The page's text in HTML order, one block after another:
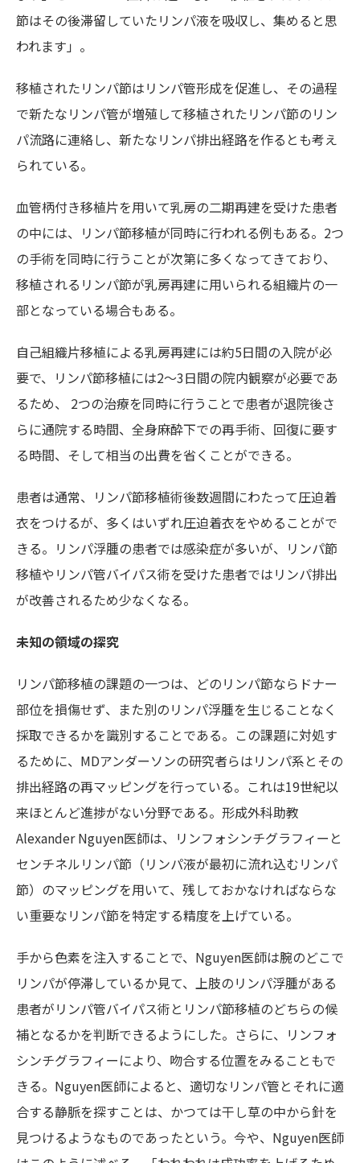
節はその後滞留していたリンパ液を吸収し、集めると思
われます」。
移植されたリンパ節はリンパ管形成を促進し、その過程
で新たなリンパ管が増殖して移植されたリンパ節のリン
パ流路に連絡し、新たなリンパ排出経路を作るとも考え
られている。
血管柄付き移植片を用いて乳房の二期再建を受けた患者
の中には、リンパ節移植が同時に行われる例もある。2つ
の手術を同時に行うことが次第に多くなってきており、
移植されるリンパ節が乳房再建に用いられる組織片の一
部となっている場合もある。
自己組織片移植による乳房再建には約5日間の入院が必
要で、リンパ節移植には2～3日間の院内観察が必要であ
るため、 2つの治療を同時に行うことで患者が退院後さ
らに通院する時間、全身麻酔下での再手術、回復に要す
る時間、そして相当の出費を省くことができる。
患者は通常、リンパ節移植術後数週間にわたって圧迫着
衣をつけるが、多くはいずれ圧迫着衣をやめることがで
きる。リンパ浮腫の患者では感染症が多いが、リンパ節
移植やリンパ管バイパス術を受けた患者ではリンパ排出
が改善されるため少なくなる。
未知の領域の探究
リンパ節移植の課題の一つは、どのリンパ節ならドナー
部位を損傷せず、また別のリンパ浮腫を生じることなく
採取できるかを識別することである。この課題に対処す
るために、MDアンダーソンの研究者らはリンパ系とその
排出経路の再マッピングを行っている。これは19世紀以
来ほとんど進捗がない分野である。形成外科助教
Alexander Nguyen医師は、リンフォシンチグラフィーと
センチネルリンパ節（リンパ液が最初に流れ込むリンパ
節）のマッピングを用いて、残しておかなければならな
い重要なリンパ節を特定する精度を上げている。
手から色素を注入することで、Nguyen医師は腕のどこで
リンパが停滞しているか見て、上肢のリンパ浮腫がある
患者がリンパ管バイパス術とリンパ節移植のどちらの候
補となるかを判断できるようにした。さらに、リンフォ
シンチグラフィーにより、吻合する位置をみることもで
きる。Nguyen医師によると、適切なリンパ管とそれに適
合する静脈を探すことは、かつては干し草の中から針を
見つけるようなものであったという。今や、Nguyen医師